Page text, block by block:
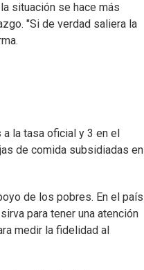
situación se hace más
"Si de verdad saliera la
la tasa oficial y 3 en el
de comida subsidiadas en
de los pobres. En el país
para tener una atención
medir la fidelidad al